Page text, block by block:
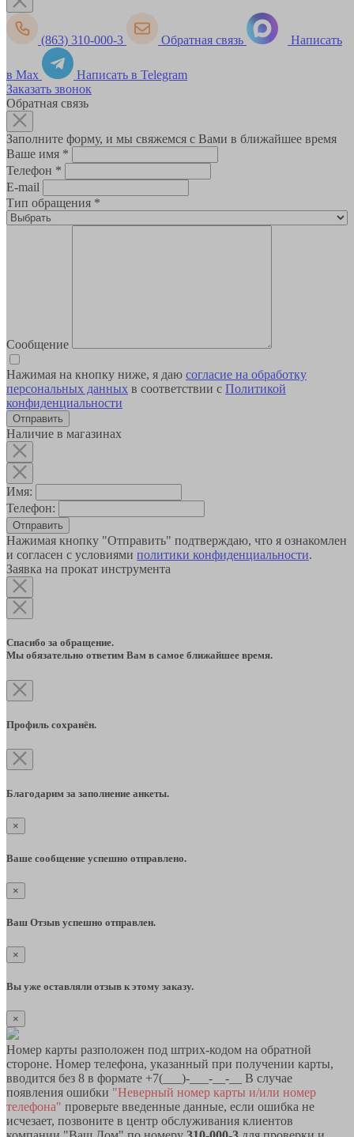
(863) 310-000-3 Обратная связь Написать
в Max
Написать в Telegram
Заказать звонок
Обратная связь
Заполните форму, и мы свяжемся с Вами в ближайшее время
Ваше имя *
Телефон *
E-mail
Тип обращения *
Сообщение
Нажимая на кнопку ниже, я даю согласие на обработку
персональных данных в соответствии с Политикой
конфиденциальности
Наличие в магазинах
Имя:
Телефон:
Отправить
Нажимая кнопку "Отправить" подтверждаю, что я ознакомлен
и согласен с условиями политики конфиденциальности.
Заявка на прокат инструмента
Спасибо за обращение.
Мы обязательно ответим Вам в самое ближайшее время.
Профиль сохранён.
Благодарим за заполнение анкеты.
×
Ваше сообщение успешно отправлено.
×
Ваш Отзыв успешно отправлен.
×
Вы уже оставляли отзыв к этому заказу.
×
Номер карты разположен под штрих-кодом на обратной
стороне. Номер телефона, указанный при получении карты,
вводится без 8 в формате +7(___)-___-__-__ В случае
появления ошибки "Неверный номер карты и/или номер
телефона" проверьте введенные данные, если ошибка не
исчезает, позвоните в центр обслуживания клиентов